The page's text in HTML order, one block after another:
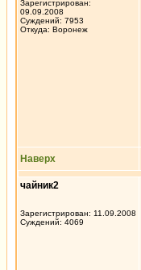
Зарегистрирован:
09.09.2008
Суждений: 7953
Откуда: Воронеж
Наверх
чайник2
Зарегистрирован: 11.09.2008
Суждений: 4069